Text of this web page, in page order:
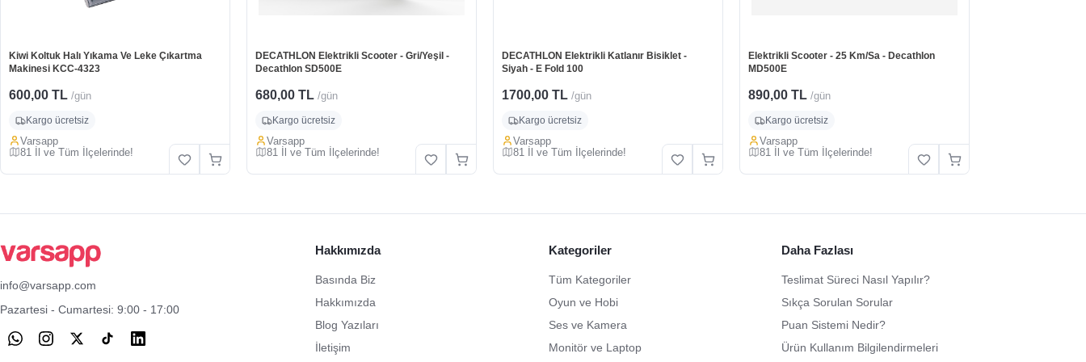
Kiwi Koltuk Halı Yıkama Ve Leke Çıkartma
Makinesi KCC-4323
600,00 TL /gün
Kargo ücretsiz
Varsapp
81 İl ve Tüm İlçelerinde!
DECATHLON Elektrikli Scooter - Gri/Yeşil -
Decathlon SD500E
680,00 TL /gün
Kargo ücretsiz
Varsapp
81 İl ve Tüm İlçelerinde!
DECATHLON Elektrikli Katlanır Bisiklet -
Siyah - E Fold 100
1700,00 TL /gün
Kargo ücretsiz
Varsapp
81 İl ve Tüm İlçelerinde!
Elektrikli Scooter - 25 Km/Sa - Decathlon
MD500E
890,00 TL /gün
Kargo ücretsiz
Varsapp
81 İl ve Tüm İlçelerinde!
info@varsapp.com
Pazartesi - Cumartesi: 9:00 - 17:00
Hakkımızda
Basında Biz
Hakkımızda
Blog Yazıları
İletişim
Kategoriler
Tüm Kategoriler
Oyun ve Hobi
Ses ve Kamera
Monitör ve Laptop
Daha Fazlası
Teslimat Süreci Nasıl Yapılır?
Sıkça Sorulan Sorular
Puan Sistemi Nedir?
Ürün Kullanım Bilgilendirmeleri